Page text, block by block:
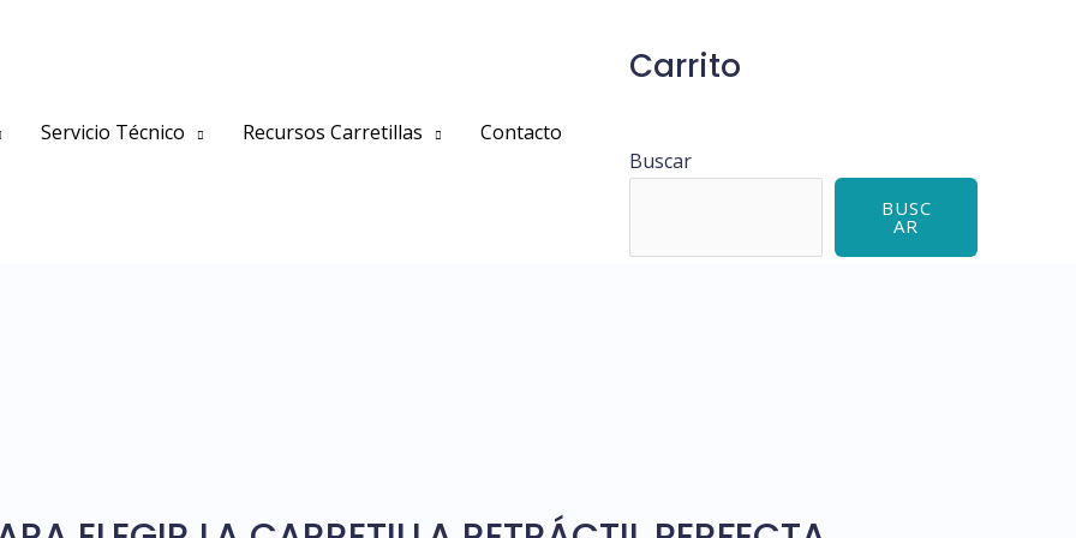
Servicio Técnico Recursos Carretillas Contacto
Carrito
Buscar
BUSC
AR